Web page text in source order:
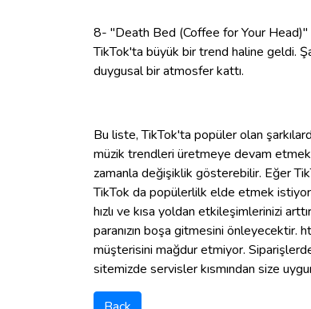
8- "Death Bed (Coffee for Your Head)"
TikTok'ta büyük bir trend haline geldi.
duygusal bir atmosfer kattı.
Bu liste, TikTok'ta popüler olan
müzik trendleri üretmeye devam
zamanla değişiklik gösterebilir. Eğer
TikTok da popülerlilk elde etmek
hızlı ve kısa yoldan etkileşimlerinizi
paranızın boşa gitmesini
müşterisini mağdur etmiyor.
sitemizde servisler kısmından size